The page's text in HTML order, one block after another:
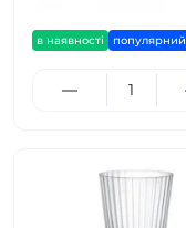
в наявності популярний